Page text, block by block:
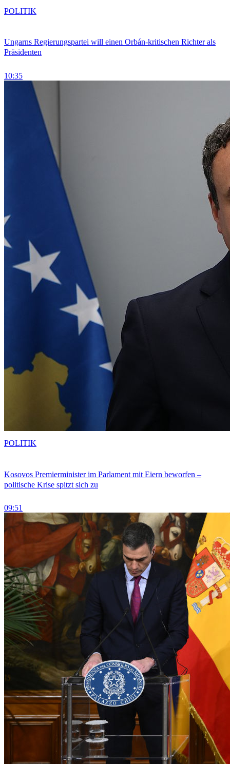
Ungarns Regierungspartei will einen Orbán-kritischen Richter als
Präsidenten
10:35
POLITIK
Kosovos Premierminister im Parlament mit Eiern beworfen –
politische Krise spitzt sich zu
09:51
POLITIK